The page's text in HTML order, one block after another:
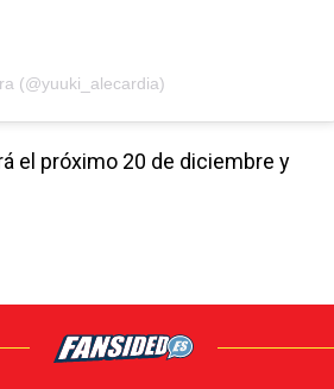
(@yuuki_alecardia)
el próximo 20 de diciembre y